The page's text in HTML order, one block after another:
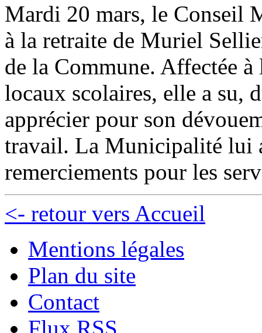
Mardi 20 mars, le Conseil
à la retraite de Muriel
de la Commune. Affectée
locaux scolaires, elle a su,
apprécier pour son
travail. La Municipalité lui
remerciements pour les
<- retour vers Accueil
Mentions légales
Plan du site
Contact
Flux RSS